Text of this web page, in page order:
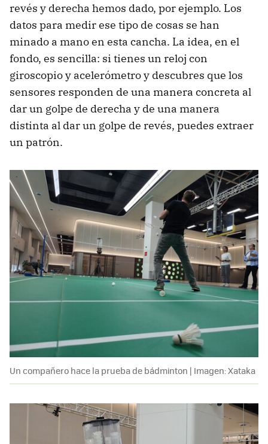
revés y derecha hemos dado, por ejemplo. Los
datos para medir ese tipo de cosas se han
minado a mano en esta cancha. La idea, en el
fondo, es sencilla: si tienes un reloj con
giroscopio y acelerómetro y descubres que los
sensores responden de una manera concreta al
dar un golpe de derecha y de una manera
distinta al dar un golpe de revés, puedes extraer
un patrón.
Un compañero hace la prueba de bádminton | Imagen: Xataka